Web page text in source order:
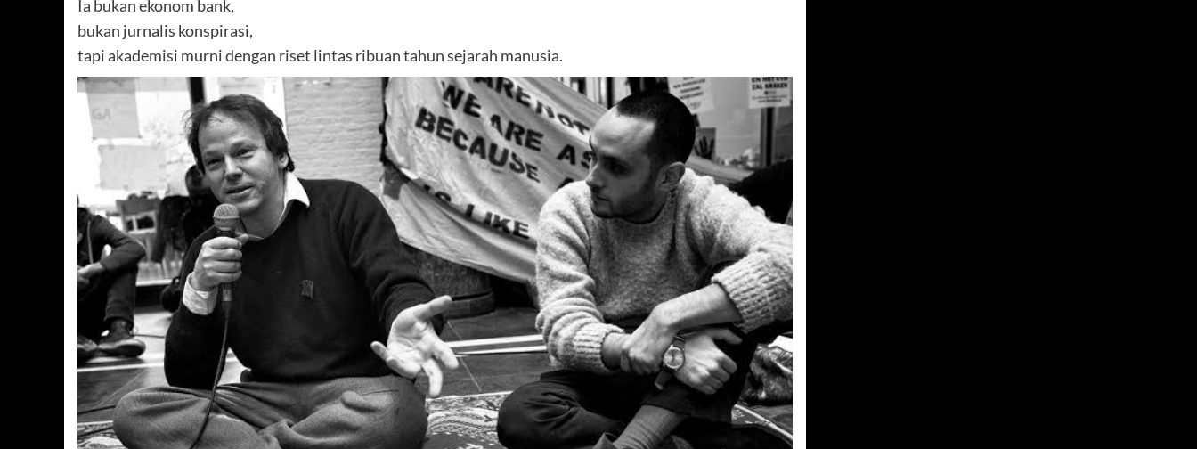
Ia bukan ekonom bank,
bukan jurnalis konspirasi,
tapi akademisi murni dengan riset lintas ribuan tahun sejarah manusia.